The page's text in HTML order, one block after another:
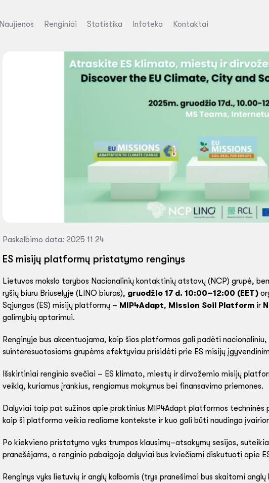
Naujienos Renginiai Statistika Infoteka Kontaktai
Paskelbimo data: 2025 11 24
ES misijų platformų pristatymo renginys
Lietuvos mokslo tarybos Nacionalinių kontaktinių atstovų (NCP) grupė,
ryšių biuru Briuselyje (LINO biuras), gruodžio 17 d. 10:00–12:00 (EET)
Sąjungos (ES) misijų platformų – MIP4Adapt, Mission Soil Platform ir
galimybių aptarimui.
Renginyje bus akcentuojama, kaip šios platformos gali padėti
suinteresuotosioms grupėms efektyviau prisidėti prie ES misijų
Išskirtiniai renginio svečiai – ES klimato, miestų ir dirvožemio misijų
veiklą, kuriamus įrankius, rengiamus mokymus bei finansavimo priemones.
Dalyviai taip pat sužinos apie praktinius MIP4Adapt platformos techninės
kaip ši platforma veikia realiame kontekste ir kuo gali būti naudinga
Po kiekvieno pristatymo vyks trumpos klausimų–atsakymų sesijos,
pranešėjams, o renginio pabaigoje dalyviai bus kviečiami diskutuoti apie
Renginys vyks lietuvių ir anglų kalbomis (trys pranešimai bus skaitomi anglų